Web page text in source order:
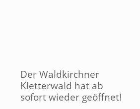
Der Waldkirchner
Kletterwald hat ab
sofort wieder geöffnet!